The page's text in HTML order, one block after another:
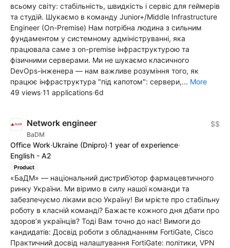
всьому світу: стабільність, швидкість і сервіс для геймерів
та студій. Шукаємо в команду Junior+/Middle Infrastructure
Engineer (On-Premise) Нам потрібна людина з сильним
фундаментом у системному адмініструванні, яка
працювала саме з on-premise інфраструктурою та
фізичними серверами. Ми не шукаємо класичного
DevOps-інженера — нам важливе розуміння того, як
працює інфраструктура "під капотом": сервери,... More
49 views·11 applications·6d
Network engineer
BaDM
$$
Office Work·Ukraine (Dnipro)·1 year of experience·
English - A2
Product
«БаДМ» — національний дистриб’ютор фармацевтичного
ринку України. Ми віримо в силу нашої команди та
забезпечуємо ліками всю Україну! Ви мрієте про стабільну
роботу в класній команді? Бажаєте кожного дня дбати про
здоров’я українців? Тоді Вам точно до нас! Вимоги до
кандидатів: Досвід роботи з обладнанням FortiGate, Cisco
Практичний досвід налаштування FortiGate: політики, VPN